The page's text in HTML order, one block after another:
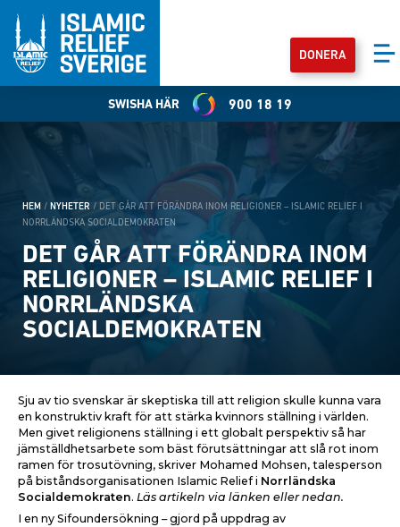
DONERA
SWISHA HÄR 900 18 19
HEM / NYHETER / DET GÅR ATT FÖRÄNDRA INOM RELIGIONER – ISLAMIC RELIEF I
NORRLÄNDSKA SOCIALDEMOKRATEN
DET GÅR ATT FÖRÄNDRA INOM
RELIGIONER – ISLAMIC RELIEF I
NORRLÄNDSKA
SOCIALDEMOKRATEN
Sju av tio svenskar är skeptiska till att religion skulle kunna vara
en konstruktiv kraft för att stärka kvinnors ställning i världen.
Men givet religionens ställning i ett globalt perspektiv så har
jämställdhetsarbete som bäst förutsättningar att slå rot inom
ramen för trosutövning, skriver Mohamed Mohsen, talesperson
på biståndsorganisationen Islamic Relief i Norrländska
Socialdemokraten. Läs artikeln via länken eller nedan.
I en ny Sifoundersökning – gjord på uppdrag av